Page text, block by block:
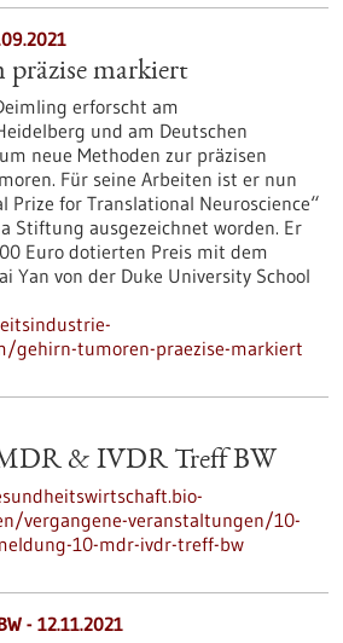
markiert
erforscht am
und am Deutschen
neue Methoden zur präzisen
Für seine Arbeiten ist er nun
for Translational Neuroscience“
Stiftung ausgezeichnet worden. Er
Euro dotierten Preis mit dem
Yan von der Duke University School
gehirn-tumoren-praezise-markiert
& IVDR Treff BW
vergangene-veranstaltungen/10-
10-mdr-ivdr-treff-bw
- 12.11.2021